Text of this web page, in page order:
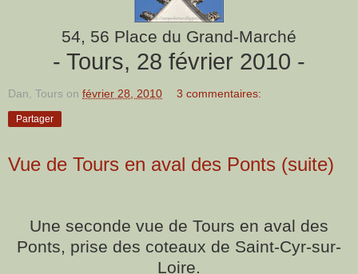
54, 56 Place du Grand-Marché
- Tours, 28 février 2010 -
Dan, Tours on février 28, 2010 3 commentaires:
Partager
Vue de Tours en aval des Ponts (suite)
Une seconde vue de Tours en aval des
Ponts, prise des coteaux de Saint-Cyr-sur-
Loire.